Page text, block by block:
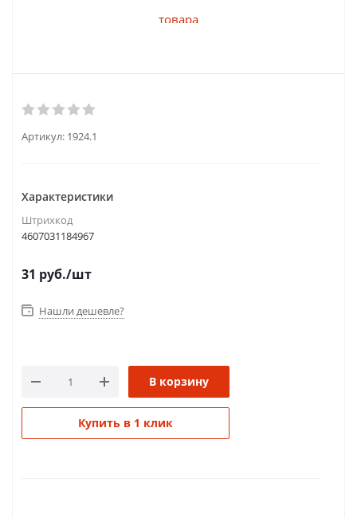
Артикул: 1924.1
Характеристики
Штрихкод
4607031184967
31 руб./шт
Нашли дешевле?
В корзину
Купить в 1 клик